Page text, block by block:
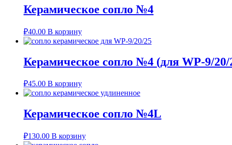
Керамическое сопло №4
₽40.00 В корзину
Керамическое сопло №4 (для WP-9/20/
₽45.00 В корзину
Керамическое сопло №4L
₽130.00 В корзину